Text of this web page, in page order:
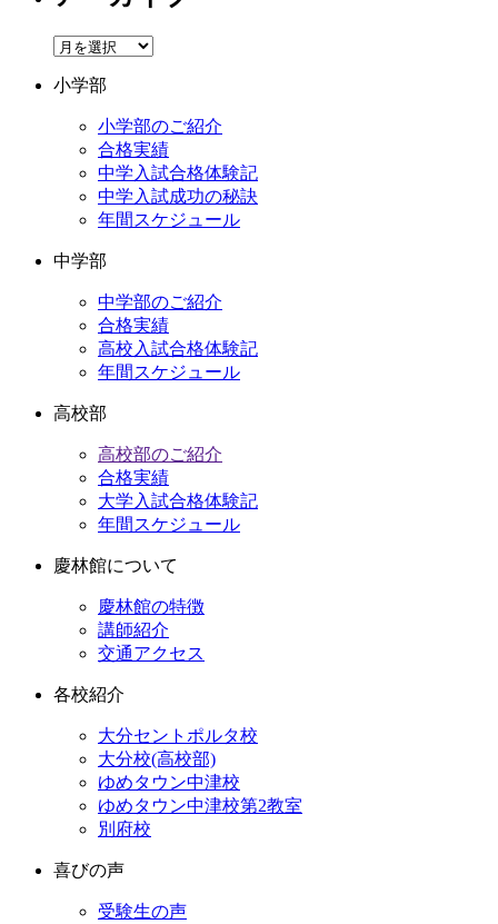
ア
カ
小学部
小学部のご紹介
合格実績
中学入試合格体験記
中学入試成功の秘訣
年間スケジュール
中学部
中学部のご紹介
合格実績
高校入試合格体験記
年間スケジュール
高校部
高校部のご紹介
合格実績
大学入試合格体験記
年間スケジュール
慶林館について
慶林館の特徴
講師紹介
交通アクセス
各校紹介
大分セントポルタ校
大分校(高校部)
ゆめタウン中津校
ゆめタウン中津校第2教室
別府校
喜びの声
受験生の声